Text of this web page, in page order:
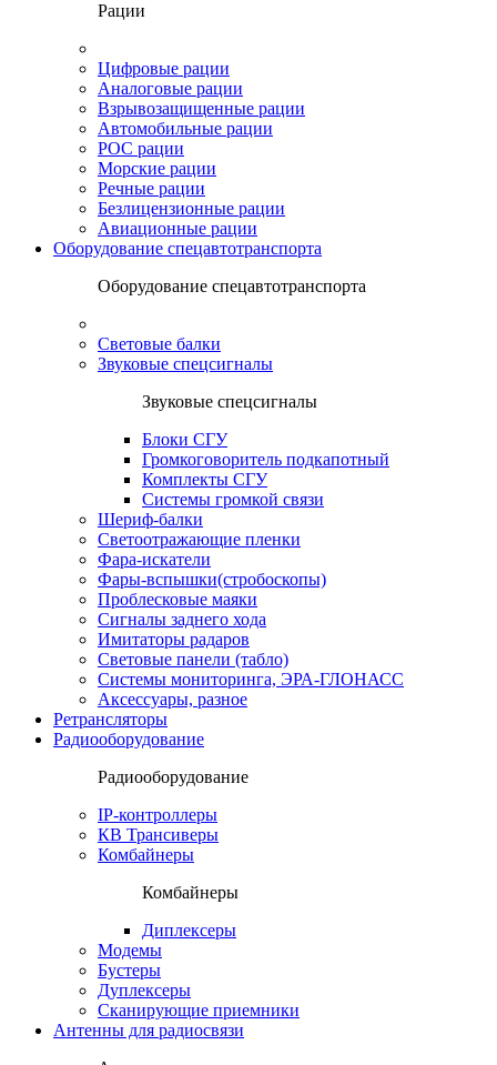
Рации
Цифровые рации
Аналоговые рации
Взрывозащищенные рации
Автомобильные рации
POC рации
Морские рации
Речные рации
Безлицензионные рации
Авиационные рации
Оборудование спецавтотранспорта
Оборудование спецавтотранспорта
Световые балки
Звуковые спецсигналы
Звуковые спецсигналы
Блоки СГУ
Громкоговоритель подкапотный
Комплекты СГУ
Системы громкой связи
Шериф-балки
Светоотражающие пленки
Фара-искатели
Фары-вспышки(стробоскопы)
Проблесковые маяки
Сигналы заднего хода
Имитаторы радаров
Световые панели (табло)
Системы мониторинга, ЭРА-ГЛОНАСС
Аксессуары, разное
Ретрансляторы
Радиооборудование
Радиооборудование
IP-контроллеры
КВ Трансиверы
Комбайнеры
Комбайнеры
Диплексеры
Модемы
Бустеры
Дуплексеры
Сканирующие приемники
Антенны для радиосвязи